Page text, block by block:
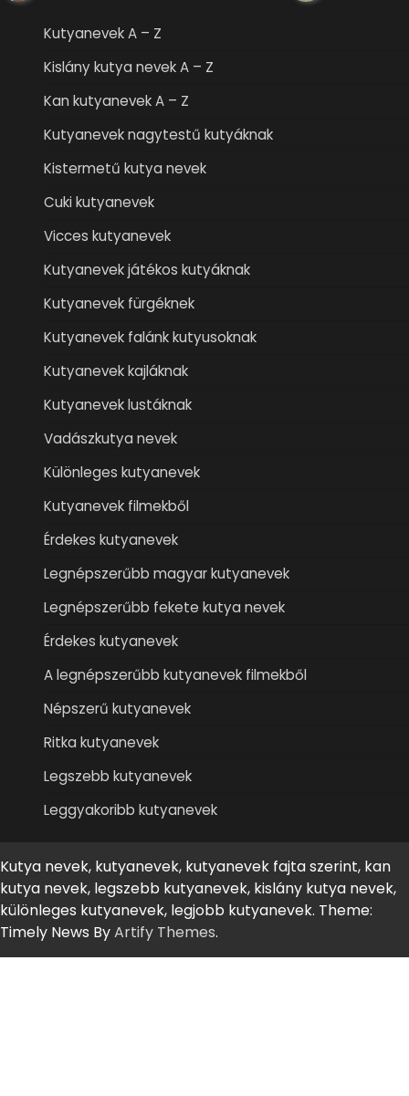
Kutyanevek A – Z
Kislány kutya nevek A – Z
Kan kutyanevek A – Z
Kutyanevek nagytestű kutyáknak
Kistermetű kutya nevek
Cuki kutyanevek
Vicces kutyanevek
Kutyanevek játékos kutyáknak
Kutyanevek fürgéknek
Kutyanevek falánk kutyusoknak
Kutyanevek kajláknak
Kutyanevek lustáknak
Vadászkutya nevek
Különleges kutyanevek
Kutyanevek filmekből
Érdekes kutyanevek
Legnépszerűbb magyar kutyanevek
Legnépszerűbb fekete kutya nevek
Érdekes kutyanevek
A legnépszerűbb kutyanevek filmekből
Népszerű kutyanevek
Ritka kutyanevek
Legszebb kutyanevek
Leggyakoribb kutyanevek
Kutya nevek, kutyanevek, kutyanevek fajta szerint, kan
kutya nevek, legszebb kutyanevek, kislány kutya nevek,
különleges kutyanevek, legjobb kutyanevek. Theme:
Timely News ByArtify Themes.